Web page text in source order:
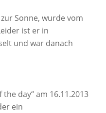
zur Sonne, wurde vom
ist er in
und war danach
day“ am 16.11.2013
ein